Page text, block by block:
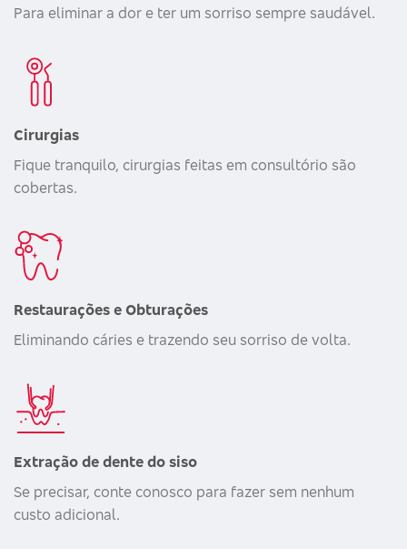
Para eliminar a dor e ter um sorriso sempre saudável.
Cirurgias
Fique tranquilo, cirurgias feitas em consultório são
cobertas.
Restaurações e Obturações
Eliminando cáries e trazendo seu sorriso de volta.
Extração de dente do siso
Se precisar, conte conosco para fazer sem nenhum
custo adicional.